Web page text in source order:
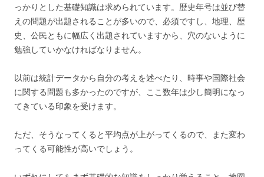
っかりとした基礎知識は求められています。歴史年号は並び替
えの問題が出題されることが多いので、必須ですし、地理、歴
史、公民ともに幅広く出題されていますから、穴のないように
勉強していかなければなりません。
以前は統計データから自分の考えを述べたり、時事や国際社会
に関する問題も多かったのですが、ここ数年は少し簡明になっ
てきている印象を受けます。
ただ、そうなってくると平均点が上がってくるので、また変わ
ってくる可能性が高いでしょう。